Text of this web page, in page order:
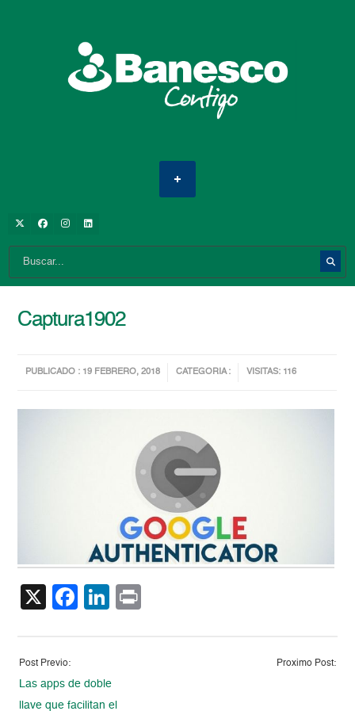
Captura1902
PUBLICADO : 19 FEBRERO, 2018 CATEGORIA : VISITAS: 116
X Facebook
LinkedIn
Post Previo:
Las apps de doble
llave que facilitan el
Proximo Post: